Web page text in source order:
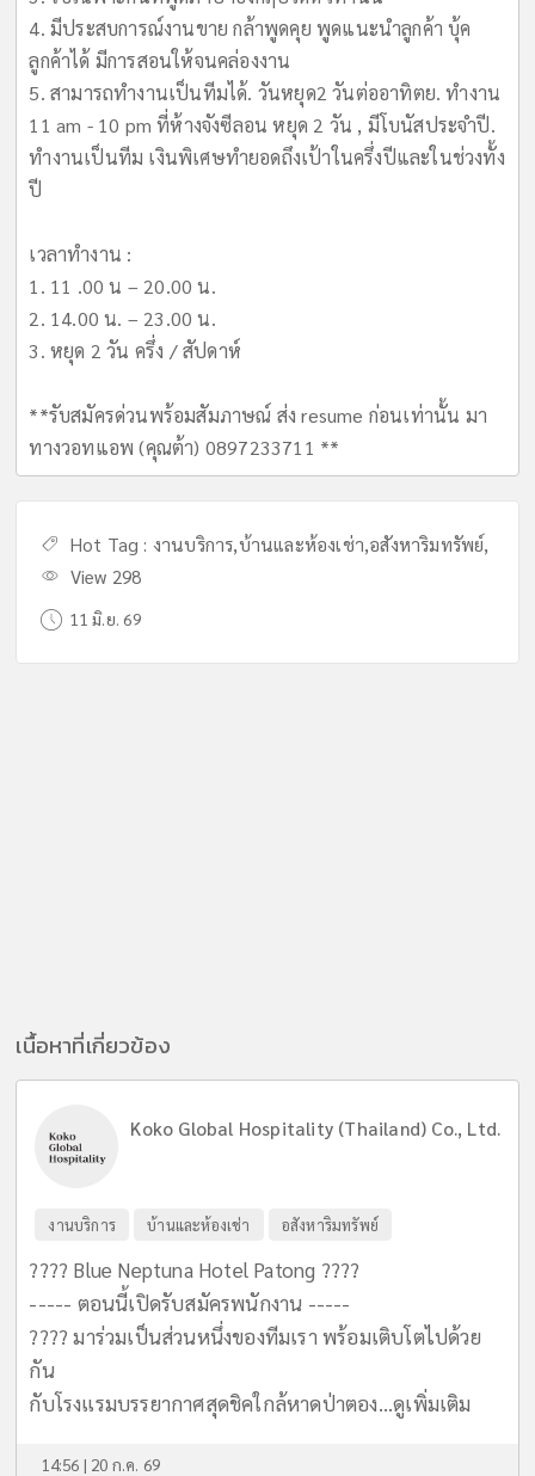
4. มีประสบการณ์งานขาย กล้าพูดคุย พูดแนะนำลูกค้า บุ้ค
ลูกค้าได้ มีการสอนให้จนคล่องงาน
5. สามารถทำงานเป็นทีมได้. วันหยุด2 วันต่ออาทิตย. ทำงาน
11 am - 10 pm ที่ห้างจังซีลอน หยุด 2 วัน , มีโบนัสประจำปี.
ทำงานเป็นทีม เงินพิเศษทำยอดถึงเป้าในครึ่งปีและในช่วงทั้ง
ปี
เวลาทำงาน :
1. 11 .00 น – 20.00 น.
2. 14.00 น. – 23.00 น.
3. หยุด 2 วัน ครึ่ง / สัปดาห์
**รับสมัครด่วนพร้อมสัมภาษณ์ ส่ง resume ก่อนเท่านั้น มา
ทางวอทแอพ (คุณต้า) 0897233711 **
Hot Tag : งานบริการ,บ้านและห้องเช่า,อสังหาริมทรัพย์,
View 298
11 มิ.ย. 69
เนื้อหาที่เกี่ยวข้อง
Koko Global Hospitality (Thailand) Co., Ltd.
งานบริการ บ้านและห้องเช่า อสังหาริมทรัพย์
???? Blue Neptuna Hotel Patong ????
----- ตอนนี้เปิดรับสมัครพนักงาน -----
???? มาร่วมเป็นส่วนหนึ่งของทีมเรา พร้อมเติบโตไปด้วย
กัน
กับโรงแรมบรรยากาศสุดชิคใกล้หาดป่าตอง...ดูเพิ่มเติม
14:56 | 20 ก.ค. 69